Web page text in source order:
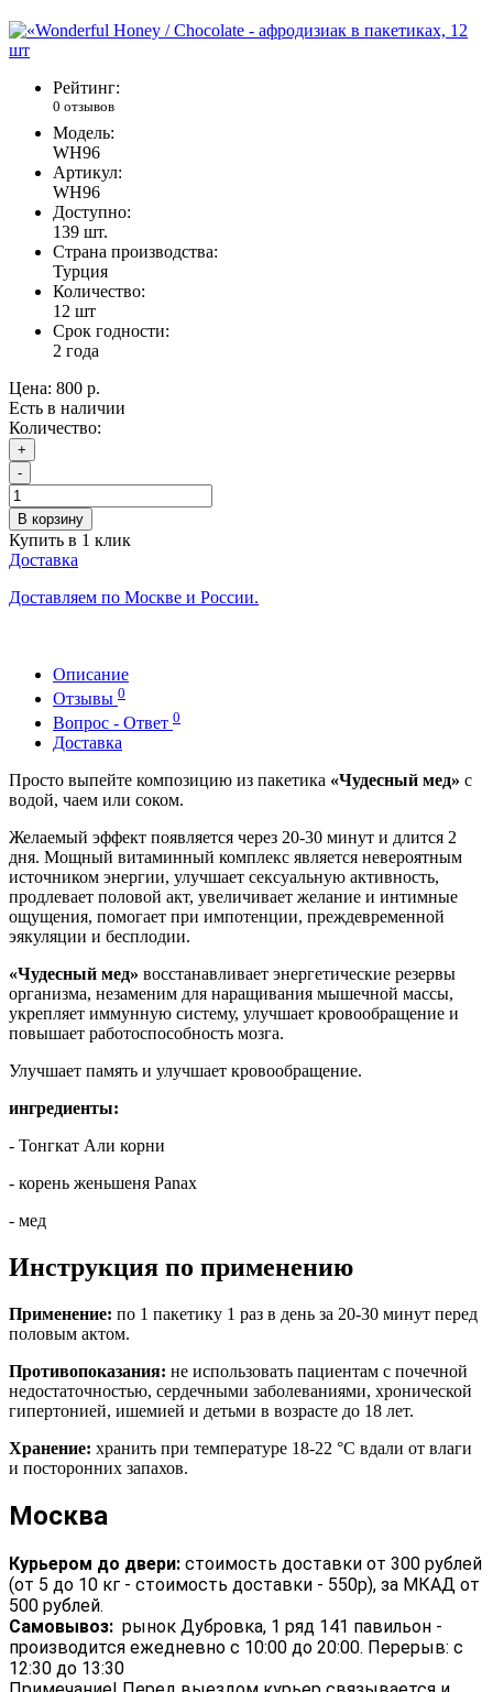
Рейтинг:
0 отзывов
Модель:
WH96
Артикул:
WH96
Доступно:
139 шт.
Страна производства:
Турция
Количество:
12 шт
Срок годности:
2 года
Цена: 800 р.
Есть в наличии
Количество:
+
-
В корзину
Купить в 1 клик
Доставка
Доставляем по Москве и России.
Описание
Отзывы 0
Вопрос - Ответ 0
Доставка
Просто выпейте композицию из пакетика «Чудесный мед» с
водой, чаем или соком.
Желаемый эффект появляется через 20-30 минут и длится 2
дня. Мощный витаминный комплекс является невероятным
источником энергии, улучшает сексуальную активность,
продлевает половой акт, увеличивает желание и интимные
ощущения, помогает при импотенции, преждевременной
эякуляции и бесплодии.
«Чудесный мед» восстанавливает энергетические резервы
организма, незаменим для наращивания мышечной массы,
укрепляет иммунную систему, улучшает кровообращение и
повышает работоспособность мозга.
Улучшает память и улучшает кровообращение.
ингредиенты:
- Тонгкат Али корни
- корень женьшеня Panax
- мед
Инструкция по применению
Применение: по 1 пакетику 1 раз в день за 20-30 минут перед
половым актом.
Противопоказания: не использовать пациентам с почечной
недостаточностью, сердечными заболеваниями, хронической
гипертонией, ишемией и детьми в возрасте до 18 лет.
Хранение: хранить при температуре 18-22 °C вдали от влаги
и посторонних запахов.
Москва
Курьером до двери: стоимость доставки от 300 рублей
(от 5 до 10 кг - стоимость доставки - 550р), за МКАД от
500 рублей.
Самовывоз: рынок Дубровка, 1 ряд 141 павильон -
производится ежедневно с 10:00 до 20:00. Перерыв: с
12:30 до 13:30